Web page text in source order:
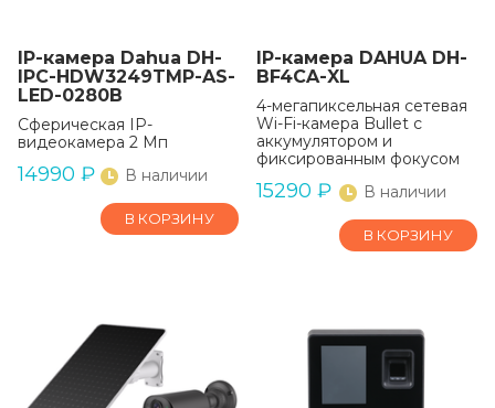
IP-камера Dahua DH-
IPC-HDW3249TMP-AS-
LED-0280B
Сферическая IP-
видеокамера 2 Мп
14990 ₽ В наличии
В КОРЗИНУ
IP-камера DAHUA DH-
BF4CA-XL
4-мегапиксельная сетевая
Wi-Fi-камера Bullet с
аккумулятором и
фиксированным фокусом
15290 ₽ В наличии
В КОРЗИНУ